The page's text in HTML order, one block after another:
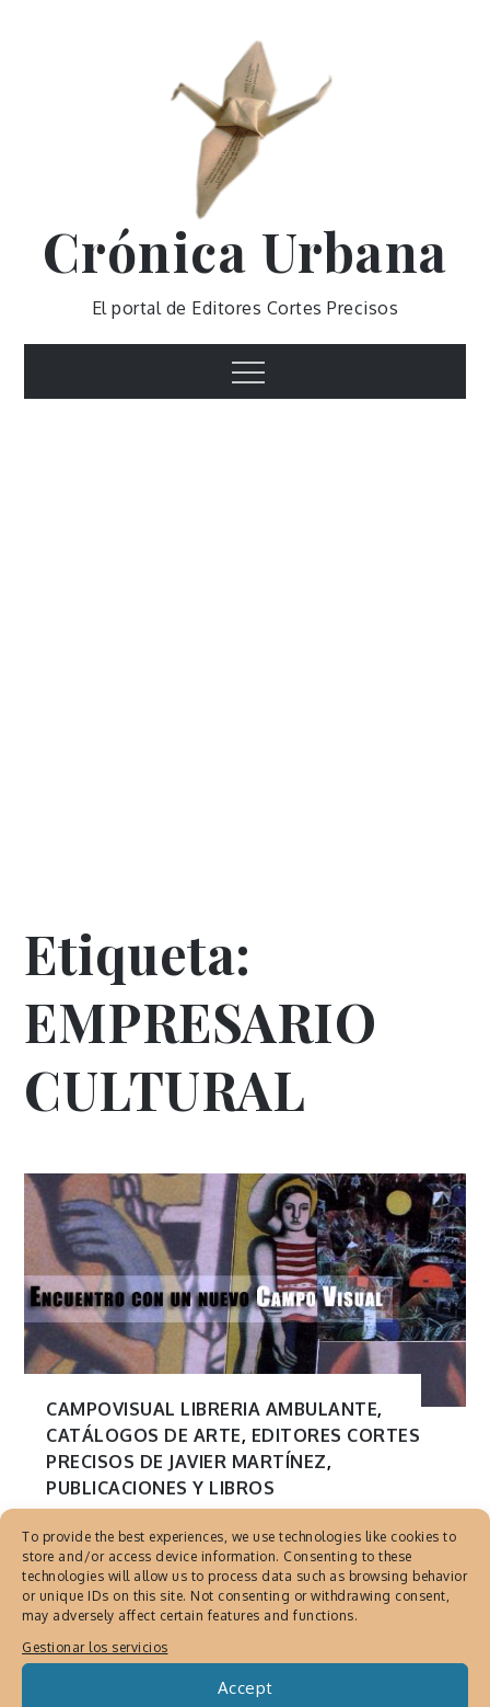
To provide the best experiences, we use technologies like cookies to
store and/or access device information. Consenting to these
technologies will allow us to process data such as browsing behavior
or unique IDs on this site. Not consenting or withdrawing consent,
may adversely affect certain features and functions.
Gestionar los servicios
Accept
Crónica Urbana
El portal de Editores Cortes Precisos
Menu
Etiqueta:
EMPRESARIO
CULTURAL
CAMPOVISUAL LIBRERIA AMBULANTE,
CATÁLOGOS DE ARTE, EDITORES CORTES
PRECISOS DE JAVIER MARTÍNEZ,
PUBLICACIONES Y LIBROS
Campo Visual, Librería
ambulante de libros de Arte
Mayo 18, 2015 ByCronica Urbana
Campo Visual Librería, servicio
especializado, a la medida y ambulante,
ideado por el artista Javier Martínez, para